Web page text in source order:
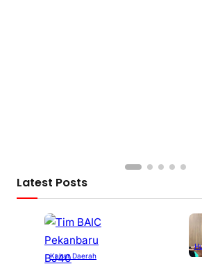
Latest Posts
Kabar Daerah